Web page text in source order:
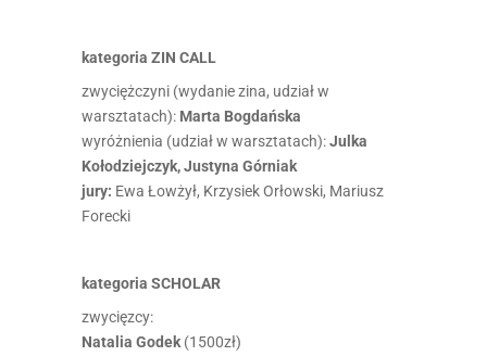
kategoria ZIN CALL
zwyciężczyni (wydanie zina, udział w
warsztatach): Marta Bogdańska
wyróżnienia (udział w warsztatach):Julka
Kołodziejczyk, Justyna Górniak
jury: Ewa Łowżył, Krzysiek Orłowski, Mariusz
Forecki
kategoria SCHOLAR
zwycięzcy:
Natalia Godek (1500zł)